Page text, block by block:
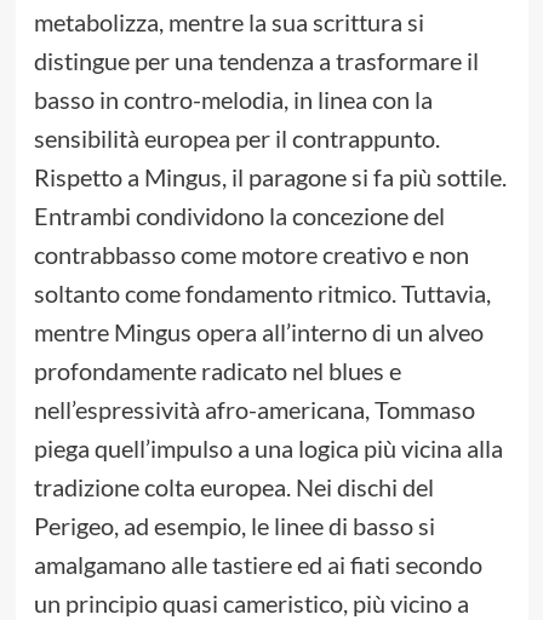
metabolizza, mentre la sua scrittura si
distingue per una tendenza a trasformare il
basso in contro-melodia, in linea con la
sensibilità europea per il contrappunto.
Rispetto a Mingus, il paragone si fa più sottile.
Entrambi condividono la concezione del
contrabbasso come motore creativo e non
soltanto come fondamento ritmico. Tuttavia,
mentre Mingus opera all’interno di un alveo
profondamente radicato nel blues e
nell’espressività afro-americana, Tommaso
piega quell’impulso a una logica più vicina alla
tradizione colta europea. Nei dischi del
Perigeo, ad esempio, le linee di basso si
amalgamano alle tastiere ed ai fiati secondo
un principio quasi cameristico, più vicino a